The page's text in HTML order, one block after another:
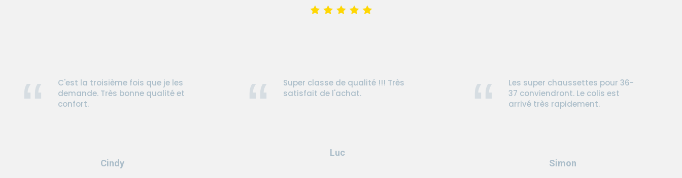
C'est la troisième fois que je les
demande. Très bonne qualité et
confort.
Cindy
Super classe de qualité !!! Très
satisfait de l'achat.
Luc
Les super chaussettes pour 36-
37 conviendront. Le colis est
arrivé très rapidement.
Simon